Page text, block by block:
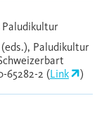
Paludikultur
Paludikultur
65282-2 (Link )